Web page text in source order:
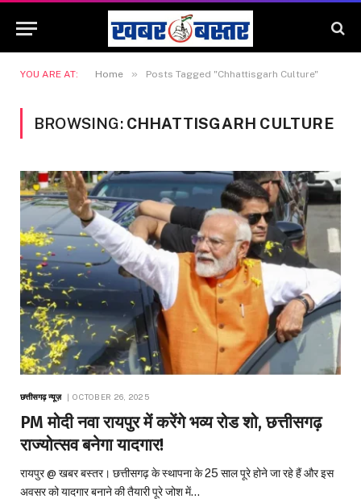
YOU ARE AT: Home » Posts Tagged "Chhattisgarh Culture"
BROWSING: CHHATTISGARH CULTURE
छत्तीसगढ़ न्यूज़ OCTOBER 26, 2025
PM मोदी नवा रायपुर में करेंगे भव्य रोड शो, छत्तीसगढ़
राज्योत्सव बनेगा यादगार!
रायपुर @ खबर बस्तर। छत्तीसगढ़ के स्थापना के 25 साल पूरे होने जा रहे हैं और इस
अवसर को यादगार बनाने की तैयारी पूरे जोश में…